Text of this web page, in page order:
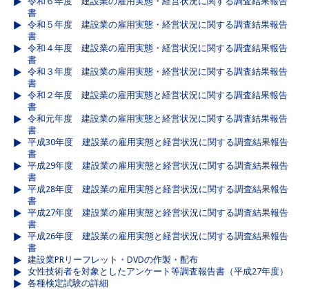
書
令和５年度 建設業の雇用実態・経営状況に関する調査結果報告
書
令和４年度 建設業の雇用実態・経営状況に関する調査結果報告
書
令和３年度 建設業の雇用実態・経営状況に関する調査結果報告
書
令和２年度 建設業の雇用実態と経営状況に関する調査結果報告
書
令和元年度 建設業の雇用実態と経営状況に関する調査結果報告
書
平成30年度 建設業の雇用実態と経営状況に関する調査結果報告
書
平成29年度 建設業の雇用実態と経営状況に関する調査結果報告
書
平成28年度 建設業の雇用実態と経営状況に関する調査結果報告
書
平成27年度 建設業の雇用実態と経営状況に関する調査結果報告
書
平成26年度 建設業の雇用実態と経営状況に関する調査結果報告
書
建設業PRリーフレット・DVDの作製・配布
女性技術者を対象としたアンケート等調査報告書（平成27年度）
各種検定試験の詳細